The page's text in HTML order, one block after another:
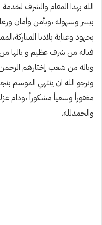
الله بهذا المقام والشرف لخدمة
بيسر وسهولة ،وبأمن وأمان
بجهود وعناية بلادنا
فياله من شرف عظيم و يالها
وياله من شعب إختارهم
ونرجو الله ان ينتهي الموسم
مغفوراً وسعياً مشكوراً ،ودام
والحمدلله.
–